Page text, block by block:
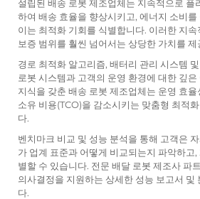
설립된 배송 로봇 제조업체는 지속적으로 플
하여 배송 효율을 향상시키고, 에너지 소비
이는 최적화 기회를 식별합니다. 이러한 지
보증 범위를 훨씬 넘어서는 상당한 가치를 제
경로 최적화 알고리즘, 배터리 관리 시스템
로봇 시스템과 고객의 운영 환경에 대한 깊
지식을 갖춘 배송 로봇 제조업체는 운영 효
소유 비용(TCO)을 감소시키는 맞춤형 최적
다.
벤치마크 비교 및 성능 분석을 통해 고객은
가 업계 표준과 어떻게 비교되는지 파악하고
별할 수 있습니다. 전문 배달 로봇 제조사 파
의사결정을 지원하는 상세한 성능 보고서 및
다.